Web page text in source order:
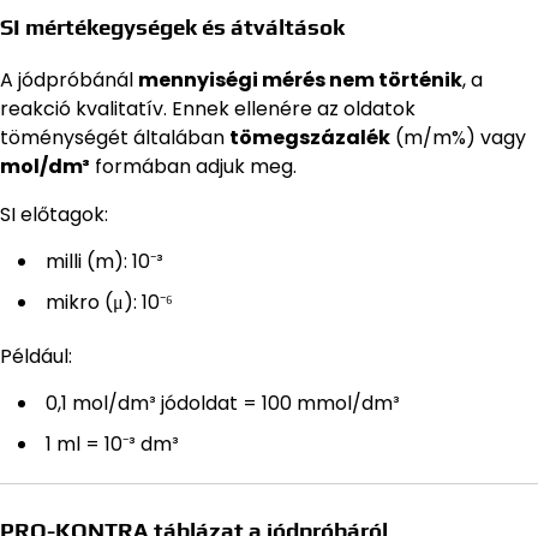
SI mértékegységek és átváltások
A jódpróbánál mennyiségi mérés nem történik, a
reakció kvalitatív. Ennek ellenére az oldatok
töménységét általában tömegszázalék (m/m%) vagy
mol/dm³ formában adjuk meg.
SI előtagok:
milli (m): 10⁻³
mikro (μ): 10⁻⁶
Például:
0,1 mol/dm³ jódoldat = 100 mmol/dm³
1 ml = 10⁻³ dm³
PRO-KONTRA táblázat a jódpróbáról